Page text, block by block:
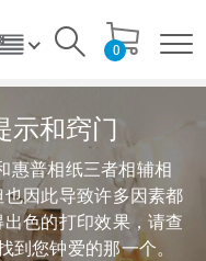
0
示和窍门
惠普相纸三者相辅相
因此导致许多因素都
色的打印效果，请查
您钟爱的那一个。